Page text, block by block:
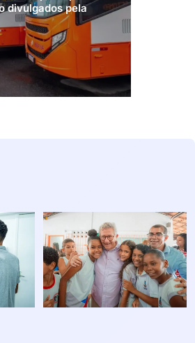
divulgados pela